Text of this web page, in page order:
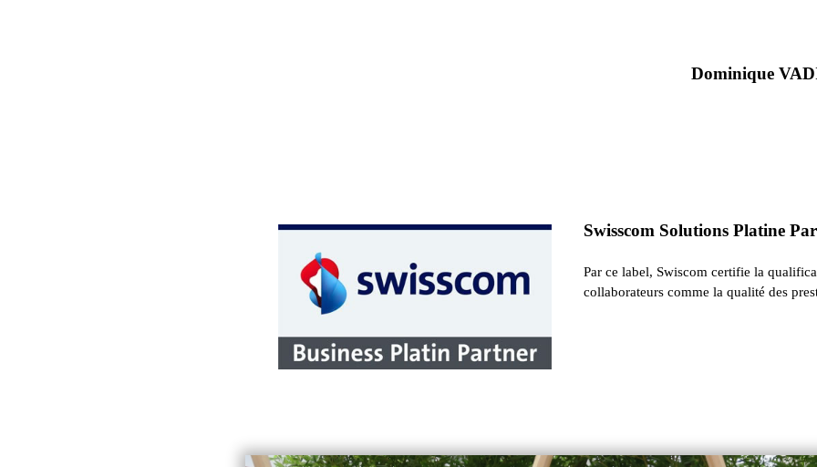
Dominique
Swisscom Solutions Platine
Par ce label, Swiscom certifie la
collaborateurs comme la qualité des